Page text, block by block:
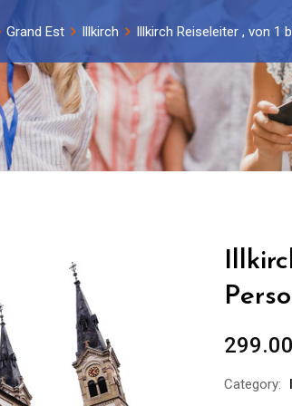
Grand Est Illkirch Illkirch Reiseleiter , von 1
299.00
Category: